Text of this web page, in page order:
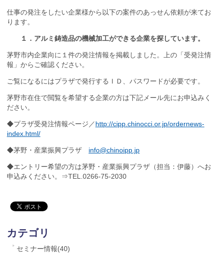
仕事の発注をしたい企業様から以下の案件のあっせん依頼が来てお
ります。
１．アルミ鋳造品の機械加工ができる企業を探しています。
茅野市内企業向に１件の発注情報を掲載しました。上の「受発注情
報」からご確認ください。
ご覧になるにはプラザで発行するＩＤ、パスワードが必要です。
茅野市在住で閲覧を希望する企業の方は下記メール先にお申込みく
ださい。
◆プラザ受発注情報ページ／http://cipp.chinocci.or.jp/ordernews-
index.html/
◆茅野・産業振興プラザ info@chinoipp.jp
◆エントリー希望の方は茅野・産業振興プラザ（担当：伊藤）へお
申込みください。⇒TEL.0266-75-2030
カテゴリ
セミナー情報(40)